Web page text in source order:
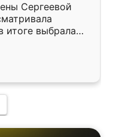
Сергеевой
итоге выбрала
потом
объяснил
в срок, с
место без
осталась
как и ожидала.